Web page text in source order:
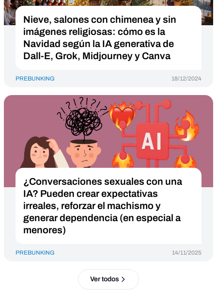
Nieve, salones con chimenea y sin
imágenes religiosas: cómo es la
Navidad según la IA generativa de
Dall-E, Grok, Midjourney y Canva
PREBUNKING 18/12/2024
¿Conversaciones sexuales con una
IA? Pueden crear expectativas
irreales, reforzar el machismo y
generar dependencia (en especial a
menores)
PREBUNKING 14/11/2025
Ver todos